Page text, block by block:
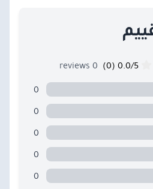
0 reviews
0
0
0
0
0